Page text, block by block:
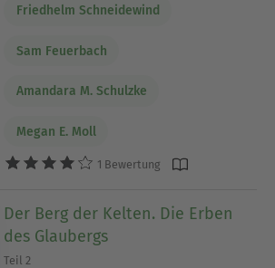
Friedhelm Schneidewind
Sam Feuerbach
Amandara M. Schulzke
Megan E. Moll
1 Bewertung
Der Berg der Kelten. Die Erben
des Glaubergs
Teil 2